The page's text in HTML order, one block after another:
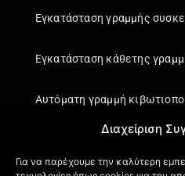
Διαχείριση
Για να παρέχουμε την καλύτερη
Εγκατάσταση γραμμής
Εγκατάσταση κάθετης
Αυτόματη γραμμή